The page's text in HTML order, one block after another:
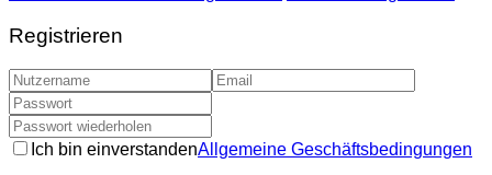
Registrieren
Ich bin einverstandenAllgemeine Geschäftsbedingungen